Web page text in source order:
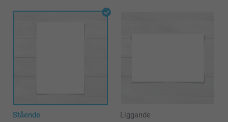
Stående Liggande